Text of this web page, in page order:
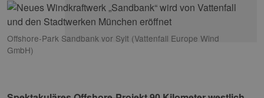
Offshore-Park Sandbank vor Sylt (Vattenfall Europe Wind
GmbH)